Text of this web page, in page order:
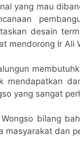
yang mau
desain
mendorong Ir Ali
mendapatkan
yang sangat
bilang
masyarakat dan